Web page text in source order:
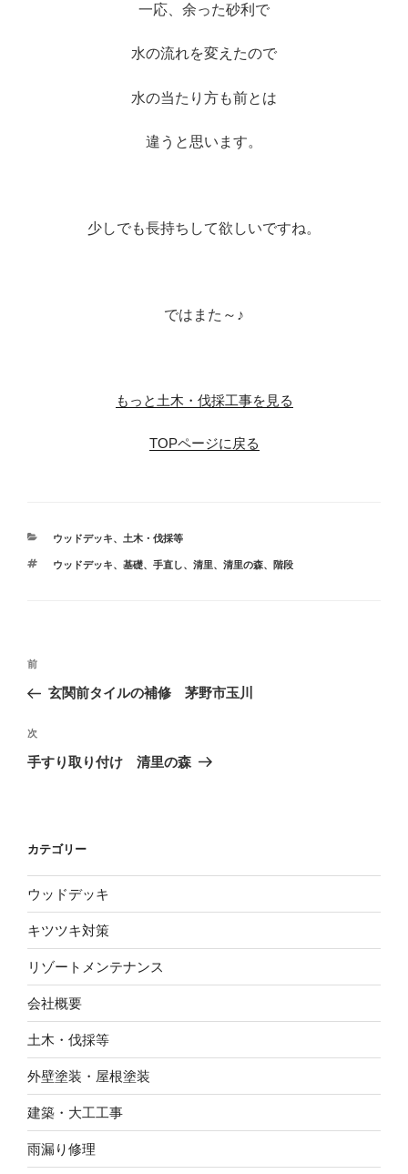
一応、余った砂利で
水の流れを変えたので
水の当たり方も前とは
違うと思います。
少しでも長持ちして欲しいですね。
ではまた～♪
もっと土木・伐採工事を見る
TOPページに戻る
カ
ゴ
ウッドデッキ、 土木・伐採等
タ
ウッドデッキ、 基礎、 手直し、 清里、 清里の森、 階段
投
ナ
ビ
ゲ
ン
前
の
稿
前
玄関前タイルの補修 茅野市玉川
次
の
次
手すり取り付け 清里の森
カテゴリー
ウッドデッキ
キツツキ対策
リゾートメンテナンス
会社概要
土木・伐採等
外壁塗装・屋根塗装
建築・大工工事
雨漏り修理